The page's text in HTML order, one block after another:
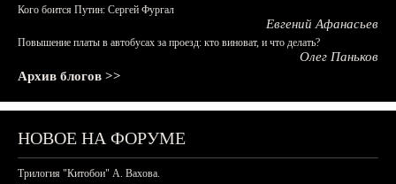
Кого боится Путин: Сергей Фургал
Евгений Афанасьев
Повышение платы в автобусах за проезд: кто виноват, и что делать?
Олег Паньков
Архив блогов >>
НОВОЕ НА ФОРУМЕ
Трилогия "Китобои" А. Вахова.